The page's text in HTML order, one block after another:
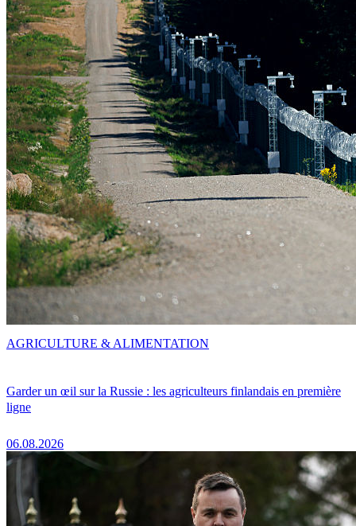
Garder un œil sur la Russie : les agriculteurs finlandais en première
ligne
06.08.2026
AGRICULTURE & ALIMENTATION